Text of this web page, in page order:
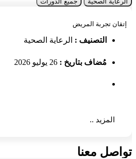
إتقان تجربة المريض
التصنيف : الرعاية الصحية
مُضاف بتاريخ : 26 يوليو 2026
المزيد ..
تواصل معنا